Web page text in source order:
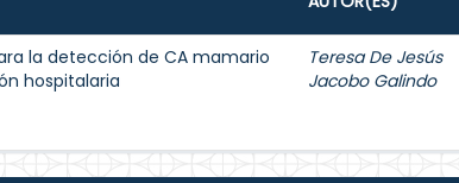
la detección de CA mamario
hospitalaria
Teresa De Jesús
Jacobo Galindo